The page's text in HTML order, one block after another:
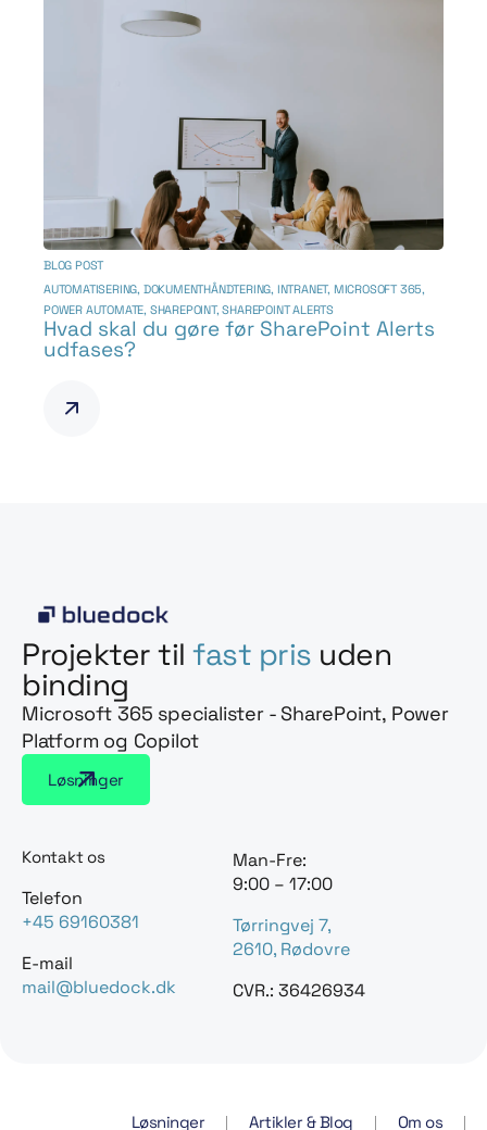
BLOG POST
AUTOMATISERING, DOKUMENTHÅNDTERING, INTRANET, MICROSOFT 365,
POWER AUTOMATE, SHAREPOINT,SHAREPOINT ALERTS
Hvad skal du gøre før SharePoint Alerts
udfases?
Projekter til fast pris uden
binding
Microsoft 365 specialister - SharePoint, Power
Platform og Copilot
Løsninger
Kontakt os
Telefon
+45 69160381
E-mail
mail@bluedock.dk
Man-Fre:
9:00 – 17:00
Tørringvej 7,
2610, Rødovre
CVR.: 36426934
Løsninger Artikler & Blog Om os